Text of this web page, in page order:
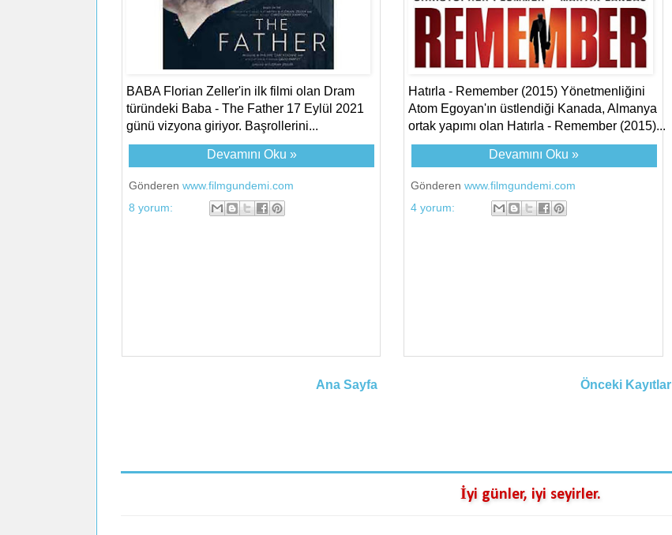
BABA Florian Zeller'in ilk filmi olan Dram
türündeki Baba - The Father 17 Eylül 2021
günü vizyona giriyor. Başrollerini...
Devamını Oku »
Gönderen www.filmgundemi.com
8 yorum:
Hatırla - Remember (2015) Yönetmenliğini
Atom Egoyan'ın üstlendiği Kanada, Almanya
ortak yapımı olan Hatırla - Remember (2015)...
Devamını Oku »
Gönderenwww.filmgundemi.com
4 yorum:
Önceki Kayıtlar
Ana Sayfa
İyi günler, iyi seyirler.